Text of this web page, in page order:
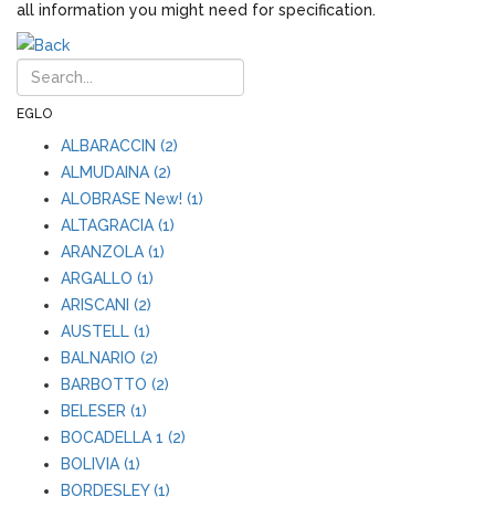
all information you might need for specification.
EGLO
ALBARACCIN (2)
ALMUDAINA (2)
ALOBRASE New! (1)
ALTAGRACIA (1)
ARANZOLA (1)
ARGALLO (1)
ARISCANI (2)
AUSTELL (1)
BALNARIO (2)
BARBOTTO (2)
BELESER (1)
BOCADELLA 1 (2)
BOLIVIA (1)
BORDESLEY (1)